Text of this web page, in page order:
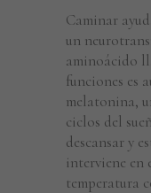
Caminar
un
aminoácido
funciones es
melatonina,
ciclos del
descansar y
interviene en
temperatura